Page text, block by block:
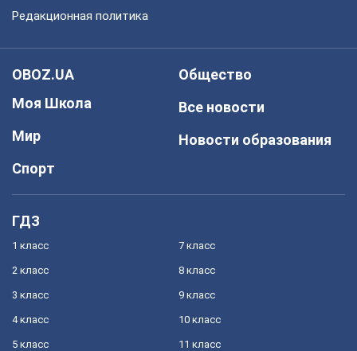
Редакционная политика
OBOZ.UA
Моя Школа
Мир
Спорт
Общество
Все новости
Новости образования
ГДЗ
1 класс
2 класс
3 класс
4 класс
5 класс
7 класс
8 класс
9 класс
10 класс
11 класс